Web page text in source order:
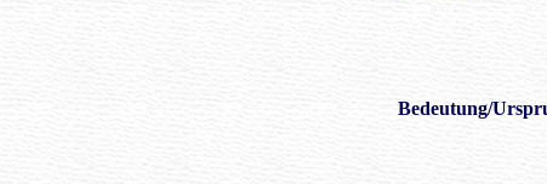
Bedeutung/